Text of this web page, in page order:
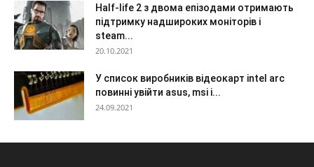
Half-life 2 з двома епізодами отримають
підтримку надшироких моніторів і
steam...
20.10.2021
У список виробників відеокарт intel arc
повинні увійти asus, msi і...
24.09.2021